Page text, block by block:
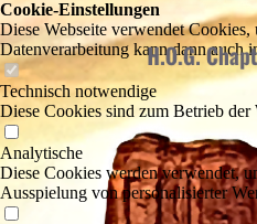
Cookie-Einstellungen
Diese Webseite verwendet
Datenverarbeitung kann dann auch
Technisch notwendige
Diese Cookies sind zum Betrieb
Analytische
Diese Cookies werden verwendet,
Ausspielung von personalisierter